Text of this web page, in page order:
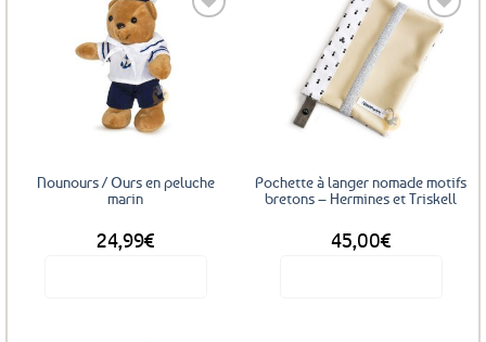
Nounours / Ours en peluche
marin
24,99€
Ajouter
Pochette à langer nomade motifs
bretons – Hermines et Triskell
45,00€